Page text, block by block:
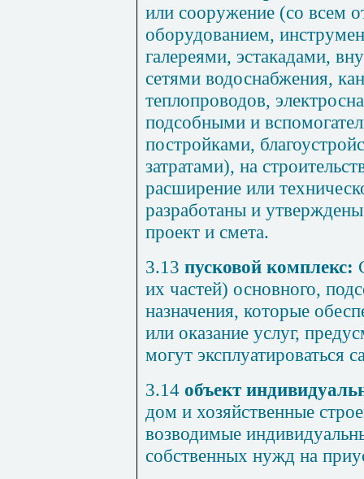
или сооружение (со всем
оборудованием,
галереями, эстакадами,
сетями водоснабжения,
теплопроводов,
подсобными и
постройками,
затратами), на
расширение или
разработаны и утверждены
проект и смета.
3.13 пусковой комплекс:
их частей) основного,
назначения, которые
или оказание услуг,
могут эксплуатироваться
3.14 объект
дом и хозяйственные
возводимые
собственных нужд на